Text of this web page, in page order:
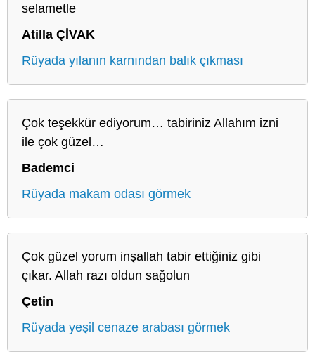
selametle
Atilla ÇİVAK
Rüyada yılanın karnından balık çıkması
Çok teşekkür ediyorum… tabiriniz Allahım izni
ile çok güzel…
Bademci
Rüyada makam odası görmek
Çok güzel yorum inşallah tabir ettiğiniz gibi
çıkar. Allah razı oldun sağolun
Çetin
Rüyada yeşil cenaze arabası görmek